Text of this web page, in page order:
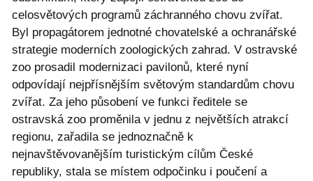
celosvětových programů záchranného chovu zvířat.
Byl propagátorem jednotné chovatelské a ochranářské
strategie moderních zoologických zahrad. V ostravské
zoo prosadil modernizaci pavilonů, které nyní
odpovídají nejpřísnějším světovým standardům chovu
zvířat. Za jeho působení ve funkci ředitele se
ostravská zoo proměnila v jednu z největších atrakcí
regionu, zařadila se jednoznačně k
nejnavštěvovanějším turistickým cílům České
republiky, stala se místem odpočinku i poučení a